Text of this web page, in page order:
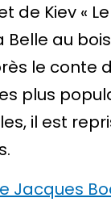
de Kiev «
Belle au
le conte
plus
il est
Jacques